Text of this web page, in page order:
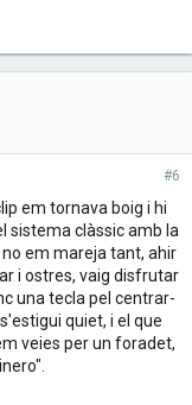
#6
em tornava boig i hi
sistema clàssic amb la
em mareja tant, ahir
i ostres, vaig disfrutar
una tecla pel centrar-
quiet, i el que
veies per un foradet,